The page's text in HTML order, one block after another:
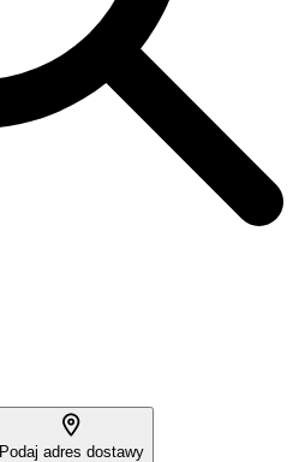
Podaj adres dostawy